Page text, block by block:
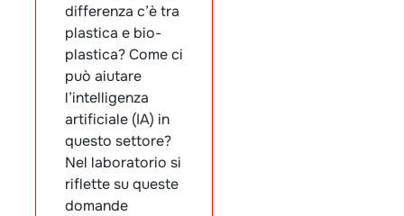
differenza c’è tra
plastica e bio-
plastica? Come ci
può aiutare
l’intelligenza
artificiale (IA) in
questo settore?
Nel laboratorio si
riflette su queste
domande